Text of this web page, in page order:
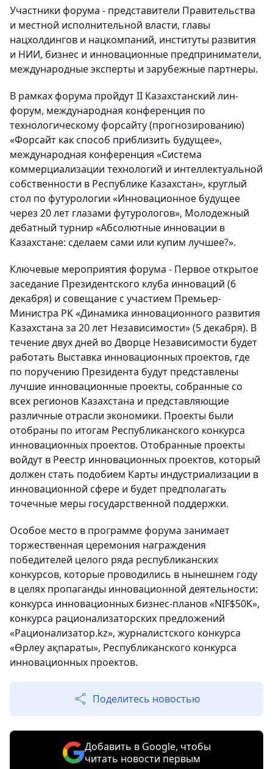
Участники форума - представители Правительства
и местной исполнительной власти, главы
нацхолдингов и нацкомпаний, институты развития
и НИИ, бизнес и инновационные предприниматели,
международные эксперты и зарубежные партнеры.
В рамках форума пройдут II Казахстанский лин-
форум, международная конференция по
технологическому форсайту (прогнозированию)
«Форсайт как способ приблизить будущее»,
международная конференция «Система
коммерциализации технологий и интеллектуальной
собственности в Республике Казахстан», круглый
стол по футурологии «Инновационное будущее
через 20 лет глазами футурологов», Молодежный
дебатный турнир «Абсолютные инновации в
Казахстане: сделаем сами или купим лучшее?».
Ключевые мероприятия форума - Первое открытое
заседание Президентского клуба инноваций (6
декабря) и совещание с участием Премьер-
Министра РК «Динамика инновационного развития
Казахстана за 20 лет Независимости» (5 декабря). В
течение двух дней во Дворце Независимости будет
работать Выставка инновационных проектов, где
по поручению Президента будут представлены
лучшие инновационные проекты, собранные со
всех регионов Казахстана и представляющие
различные отрасли экономики. Проекты были
отобраны по итогам Республиканского конкурса
инновационных проектов. Отобранные проекты
войдут в Реестр инновационных проектов, который
должен стать подобием Карты индустриализации в
инновационной сфере и будет предполагать
точечные меры государственной поддержки.
Особое место в программе форума занимает
торжественная церемония награждения
победителей целого ряда республиканских
конкурсов, которые проводились в нынешнем году
в целях пропаганды инновационной деятельности:
конкурса инновационных бизнес-планов «NIF$50K»,
конкурса рационализаторских предложений
«Рационализатор.kz», журналистского конкурса
«Өрлеу ақпараты», Республиканского конкурса
инновационных проектов.
Поделитесь новостью
Добавить в Google, чтобы
читать новости первым